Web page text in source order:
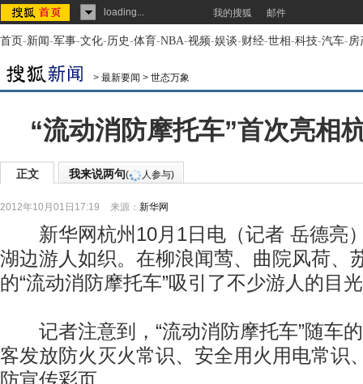
loading... 我的搜狐 邮件
首页-新闻-军事-文化-历史-体育-NBA-视频-娱谈-财经-世相-科技-汽车-房
> 最新要闻 > 世态万象
“流动消防摩托车”首次亮相
正文 我来说两句( 人参与)
2012年10月01日17:19 来源： 新华网
新华网杭州10月1日电（记者 岳德亮
湖边游人如织。在柳浪闻莺、曲院风荷、
的“流动消防摩托车”吸引了不少游人的目
记者注意到，“流动消防摩托车”随车
客发放防火灭火常识、安全用火用电常识